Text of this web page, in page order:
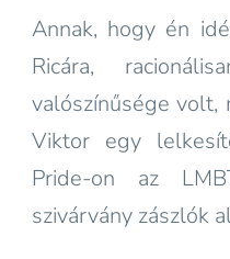
Annak, hogy én
Ricára,
valószínűsége volt,
Viktor egy
Pride-on az
szivárvány zászlók